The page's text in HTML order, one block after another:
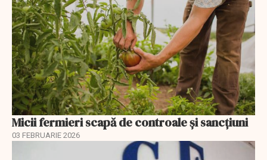
Micii fermieri scapă de controale și sancțiuni
03 FEBRUARIE 2026